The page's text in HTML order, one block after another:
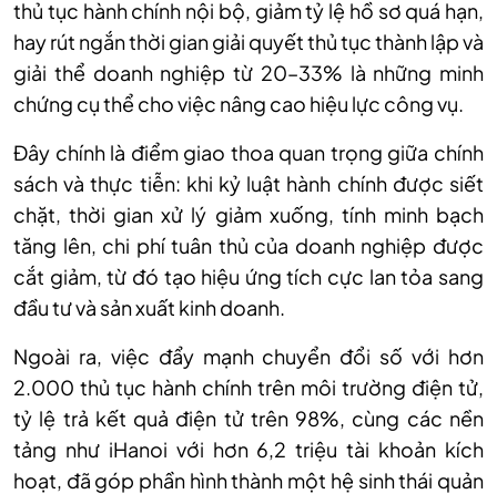
thủ tục hành chính nội bộ, giảm tỷ lệ hồ sơ quá hạn,
hay rút ngắn thời gian giải quyết thủ tục thành lập và
giải thể doanh nghiệp từ 20–33% là những minh
chứng cụ thể cho việc nâng cao hiệu lực công vụ.
Đây chính là điểm giao thoa quan trọng giữa chính
sách và thực tiễn: khi kỷ luật hành chính được siết
chặt, thời gian xử lý giảm xuống, tính minh bạch
tăng lên, chi phí tuân thủ của doanh nghiệp được
cắt giảm, từ đó tạo hiệu ứng tích cực lan tỏa sang
đầu tư và sản xuất kinh doanh.
Ngoài ra, việc đẩy mạnh chuyển đổi số với hơn
2.000 thủ tục hành chính trên môi trường điện tử,
tỷ lệ trả kết quả điện tử trên 98%, cùng các nền
tảng như iHanoi với hơn 6,2 triệu tài khoản kích
hoạt, đã góp phần hình thành một hệ sinh thái quản